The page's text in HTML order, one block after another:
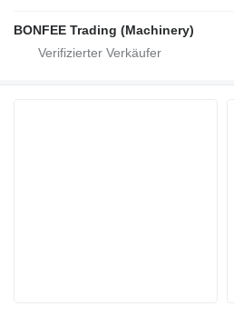
BONFEE Trading (Machinery)